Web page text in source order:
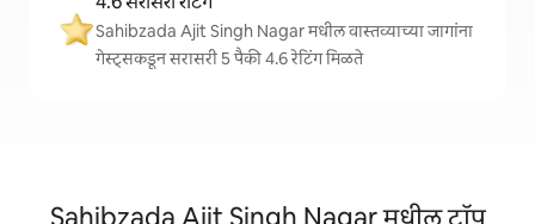
Sahibzada Ajit Singh Nagar मधील वास्तव्याच्या जागांना
गेस्ट्सकडून सरासरी 5 पैकी 4.6 रेटिंग मिळते